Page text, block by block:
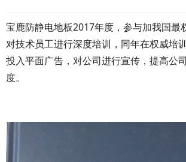
宝鹿防静电地板2017年度，参与加我国最
对技术员工进行深度培训，同年在权威培
投入平面广告，对公司进行宣传，提高公
度。